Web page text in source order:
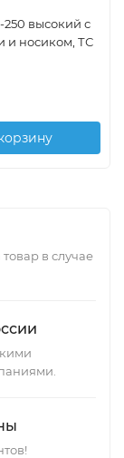
250 высокий с
и носиком, ТС
в случае